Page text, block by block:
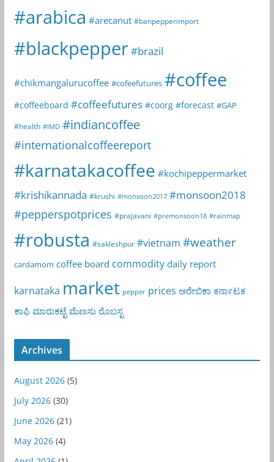
#arabica #arecanut #banpepperimport
#blackpepper#brazil
#chikmangalurucoffee #cofeefutures #coffee
#coffeeboard #coffeefutures #coorg #forecast #GAP
#health #IMD #indiancoffee
#internationalcoffeereport
#karnatakacoffee #kochipeppermarket
#krishikannada #krushi #monsoon2017 #monsoon2018
#pepperspotprices #prajavani #premonsoon18 #rainmap
#robusta #sakleshpur #vietnam #weather
cardamom coffee board commodity daily report
karnataka market pepper prices ಅರೇಬಿಕಾ ಕರ್ನಾಟಕ
ಕಾಫಿ ಮಾರುಕಟ್ಟೆ ಮೆಣಸು ರೊಬಸ್ಟ
Archives
August 2026(5)
July 2026(30)
June 2026(21)
May 2026(4)